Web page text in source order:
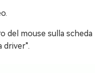
del mouse sulla scheda
driver".